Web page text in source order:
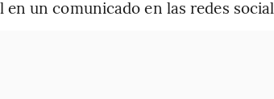
en un comunicado en las redes